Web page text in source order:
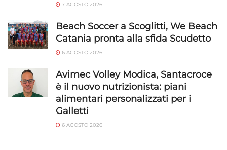
7 AGOSTO 2026
Beach Soccer a Scoglitti, We Beach
Catania pronta alla sfida Scudetto
6 AGOSTO 2026
Avimec Volley Modica, Santacroce
è il nuovo nutrizionista: piani
alimentari personalizzati per i
Galletti
6 AGOSTO 2026